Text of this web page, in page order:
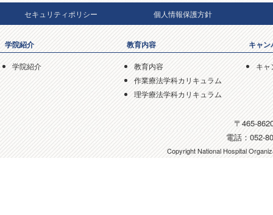
セキュリティポリシー 個人情報保護方針
学院紹介
学院紹介
教育内容
教育内容
作業療法学科カリキュラム
理学療法学科カリキュラム
キャ
キャ
〒465-
電話：052-
Copyright National Hospital